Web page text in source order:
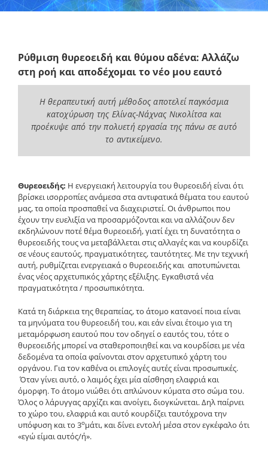
Ρύθμιση θυρεοειδή και θύμου αδένα: Αλλάζω
στη ροή και αποδέχομαι το νέο μου εαυτό
Η θεραπευτική αυτή μέθοδος αποτελεί παγκόσμια
κατοχύρωση της Ελίνας-Νάχνας Νικολίτσα και
προέκυψε από τηνπολυετή εργασία της πάνω σε αυτό
το αντικείμενο.
Θυρεοειδής: Η ενεργειακή λειτουργία του θυρεοειδή είναι ότι
βρίσκει ισορροπίες ανάμεσα στα αντιφατικά θέματα του εαυτού
μας, τα οποία προσπαθεί να διαχειριστεί. Οι άνθρωποι που
έχουν την ευελιξία να προσαρμόζονται και να αλλάζουν δεν
εκδηλώνουν ποτέ θέμα θυρεοειδή, γιατί έχει τη δυνατότητα ο
θυρεοειδής τους να μεταβάλλεται στις αλλαγές και να κουρδίζει
σε νέους εαυτούς, πραγματικότητες, ταυτότητες. Με την τεχνική
αυτή, ρυθμίζεται ενεργειακά ο θυρεοειδής και αποτυπώνεται
ένας νέος αρχετυπικός χάρτης εξέλιξης. Εγκαθιστά νέα
πραγματικότητα / προσωπικότητα.
Κατά τη διάρκεια της θεραπείας, το άτομο κατανοεί ποια είναι
τα μηνύματα του θυρεοειδή του, και εάν είναι έτοιμο για τη
μεταμόρφωση εαυτού που τον οδηγεί ο εαυτός του, τότε ο
θυρεοειδής μπορεί να σταθεροποιηθεί και να κουρδίσει με νέα
δεδομένα τα οποία φαίνονται στον αρχετυπικό χάρτη του
οργάνου. Για τον καθένα οι επιλογές αυτές είναι προσωπικές.
Όταν γίνει αυτό, ο λαιμός έχει μία αίσθηση ελαφριά και
όμορφη. Το άτομο νιώθει ότι απλώνουν κύματα στο σώμα του.
Όλος ο λάρυγγας αρχίζει και ανοίγει, διογκώνεται. Δηλ παίρνει
το χώρο του, ελαφριά και αυτό κουρδίζει ταυτόχρονα την
υπόφυση και το 3ομάτι, και δίνει εντολή μέσα στον εγκέφαλο ότι
«εγώ είμαι αυτός/ή».